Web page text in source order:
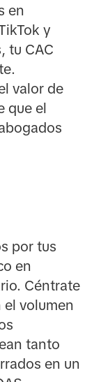
en
y
tu CAC
valor de
que el
por tus
en
Céntrate
volumen
tanto
en un